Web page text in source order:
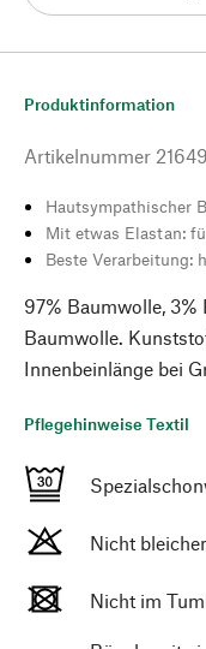
Produktinformation
Artikelnummer
Hautsympathischer
Mit etwas Elastan:
Beste Verarbeitung:
97% Baumwolle, 3%
Baumwolle.
Innenbeinlänge bei
Pflegehinweise Textil
Nicht
Nicht im